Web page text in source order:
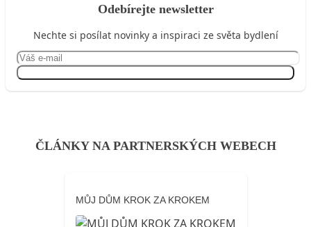
Odebírejte newsletter
Nechte si posílat novinky a inspiraci ze světa bydlení
ČLÁNKY NA PARTNERSKÝCH WEBECH
MŮJ DŮM KROK ZA KROKEM